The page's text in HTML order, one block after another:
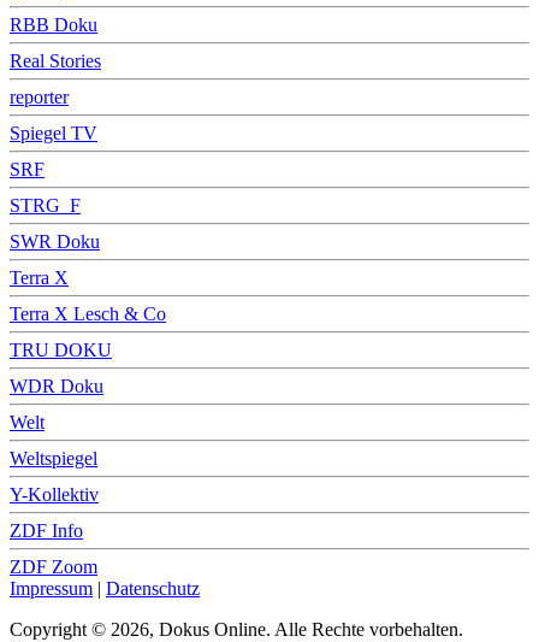
RBB Doku
Real Stories
reporter
Spiegel TV
SRF
STRG_F
SWR Doku
Terra X
Terra X Lesch & Co
TRU DOKU
WDR Doku
Welt
Weltspiegel
Y-Kollektiv
ZDF Info
ZDF Zoom
Impressum | Datenschutz
Copyright © 2026, Dokus Online. Alle Rechte vorbehalten.